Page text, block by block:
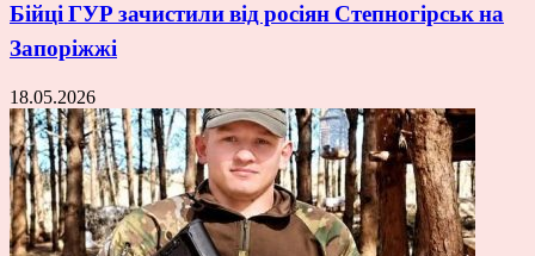
Бійці ГУР зачистили від росіян Степногірськ на
Запоріжжі
18.05.2026